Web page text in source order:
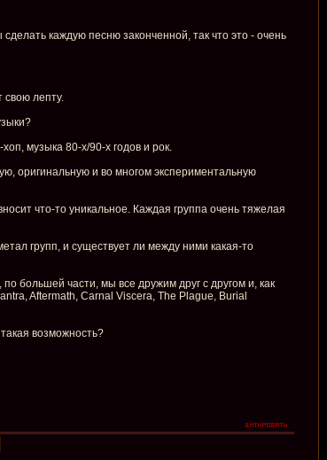
каждую песню законченной, так что это - очень
свою лепту.
музыка 80-х/90-х годов и рок.
оригинальную и во многом экспериментальную
что-то уникальное. Каждая группа очень тяжелая
групп, и существует ли между ними какая-то
большей части, мы все дружим друг с другом и, как
Aftermath, Carnal Viscera, The Plague, Burial
возможность?